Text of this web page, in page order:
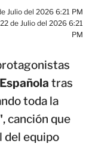
Julio del 2026 6:21 PM
de Julio del 2026 6:21
PM
tras
toda la
, canción que
del equipo